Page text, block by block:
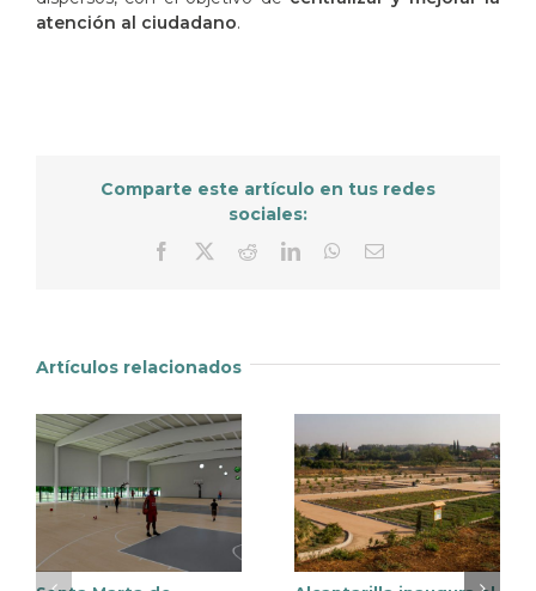
atención al ciudadano.
Comparte este artículo en tus redes
sociales:
Facebook RedditLinkedInWhatsApp
Correo
Artículos relacionados